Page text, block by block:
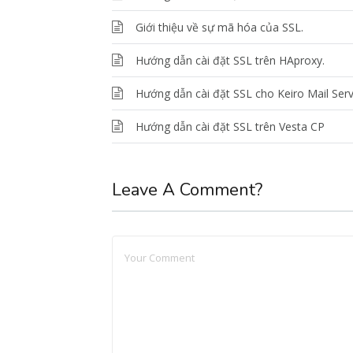
Giới thiệu về sự mã hóa của SSL.
Hướng dẫn cài đặt SSL trên HAproxy.
Hướng dẫn cài đặt SSL cho Keiro Mail
Hướng dẫn cài đặt SSL trên Vesta CP
Leave A Comment?